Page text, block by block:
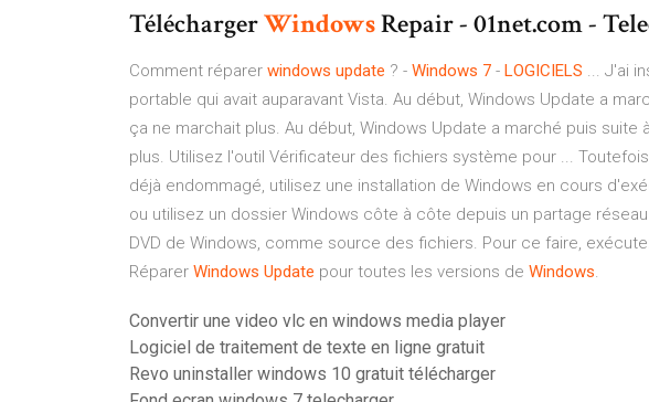
TéléchargerWindowsRepair - 01net.com -
Comment réparer windows update ? - Windows 7 - LOGICIELS ... J'ai
portable qui avait auparavant Vista. Au début, Windows Update a
ça ne marchait plus. Au début, Windows Update a marché puis suite
plus. Utilisez l'outil Vérificateur des fichiers système pour ...
déjà endommagé, utilisez une installation de Windows en cours
ou utilisez un dossier Windows côte à côte depuis un partage
DVD de Windows, comme source des fichiers. Pour ce faire,
Réparer Windows Update pour toutes les versions de Windows.
Convertir une video vlc en windows media player
Logiciel de traitement de texte en ligne gratuit
Revo uninstaller windows 10 gratuit télécharger